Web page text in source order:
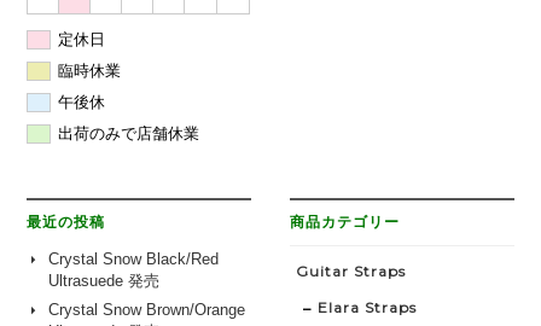
定休日
臨時休業
午後休
出荷のみで店舗休業
最近の投稿
Crystal Snow Black/Red
Ultrasuede 発売
Crystal Snow Brown/Orange
商品カテゴリー
Guitar Straps
Elara Straps